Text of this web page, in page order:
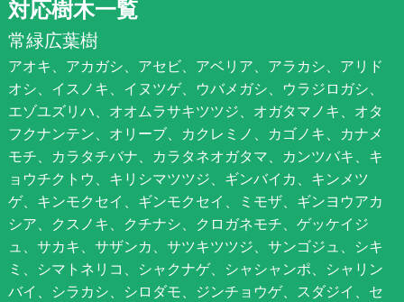
対応樹木一覧
常緑広葉樹
アオキ、アカガシ、アセビ、アベリア、アラカシ、アリド
オシ、イスノキ、イヌツゲ、ウバメガシ、ウラジロガシ、
エゾユズリハ、オオムラサキツツジ、オガタマノキ、オタ
フクナンテン、オリーブ、カクレミノ、カゴノキ、カナメ
モチ、カラタチバナ、カラタネオガタマ、カンツバキ、キ
ョウチクトウ、キリシマツツジ、ギンバイカ、キンメツ
ゲ、キンモクセイ、ギンモクセイ、ミモザ、ギンヨウアカ
シア、クスノキ、クチナシ、クロガネモチ、ゲッケイジ
ュ、サカキ、サザンカ、サツキツツジ、サンゴジュ、シキ
ミ、シマトネリコ、シャクナゲ、シャシャンポ、シャリン
バイ、シラカシ、シロダモ、ジンチョウゲ、スダジイ、セ